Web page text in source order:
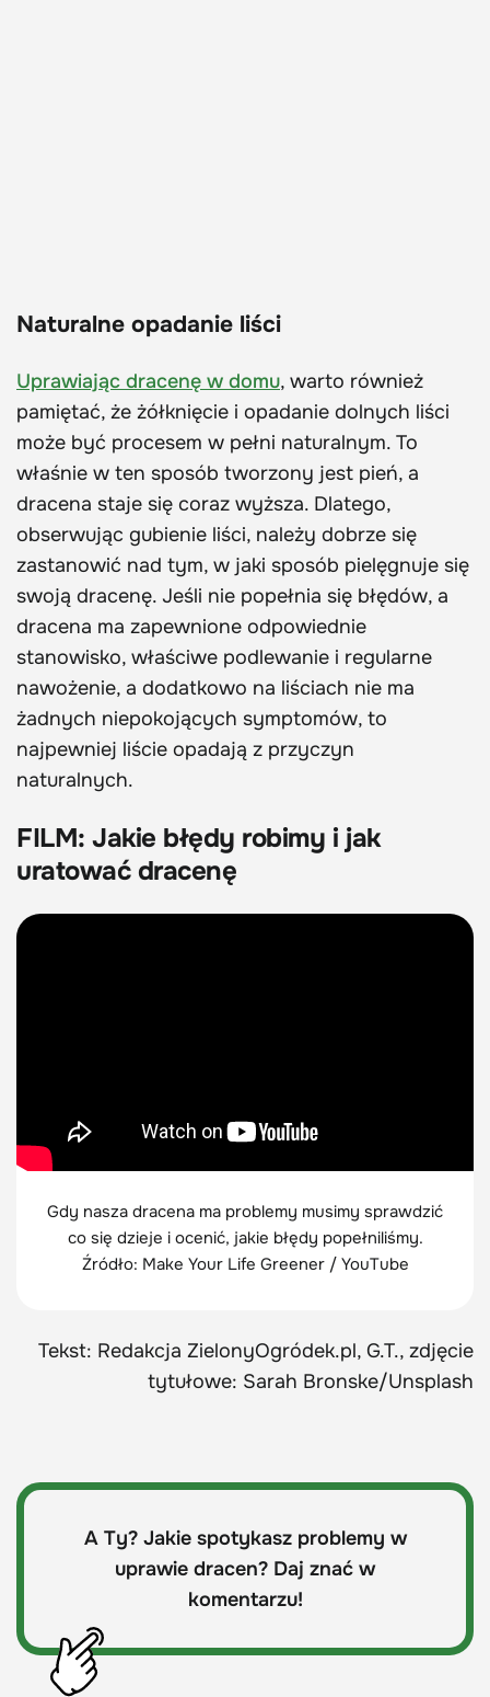
Naturalne opadanie liści
Uprawiając dracenę w domu, warto również
pamiętać, że żółknięcie i opadanie dolnych liści
może być procesem w pełni naturalnym. To
właśnie w ten sposób tworzony jest pień, a
dracena staje się coraz wyższa. Dlatego,
obserwując gubienie liści, należy dobrze się
zastanowić nad tym, w jaki sposób pielęgnuje się
swoją dracenę. Jeśli nie popełnia się błędów, a
dracena ma zapewnione odpowiednie
stanowisko, właściwe podlewanie i regularne
nawożenie, a dodatkowo na liściach nie ma
żadnych niepokojących symptomów, to
najpewniej liście opadają z przyczyn
naturalnych.
FILM: Jakie błędy robimy i jak
uratować dracenę
Gdy nasza dracena ma problemy musimy sprawdzić
co się dzieje i ocenić, jakie błędy popełniliśmy.
Źródło: Make Your Life Greener / YouTube
Tekst: Redakcja ZielonyOgródek.pl, G.T., zdjęcie
tytułowe: Sarah Bronske/Unsplash
A Ty? Jakie spotykasz problemy w
uprawie dracen? Daj znać w
komentarzu!